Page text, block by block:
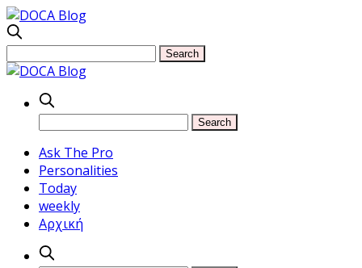
Ask The Pro
Personalities
Today
weekly
Αρχική